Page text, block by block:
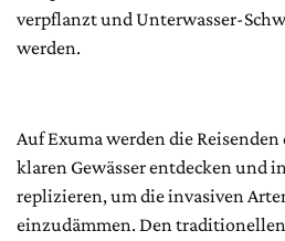
verpflanzt und Unterwasser-
werden.
Auf Exuma werden die Reisenden
klaren Gewässer entdecken und
replizieren, um die invasiven
einzudämmen. Den